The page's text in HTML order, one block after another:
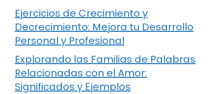
Ejercicios de Crecimiento y
Decrecimiento: Mejora tu Desarrollo
Personal y Profesional
Explorando las Familias de Palabras
Relacionadas con el Amor:
Significados y Ejemplos